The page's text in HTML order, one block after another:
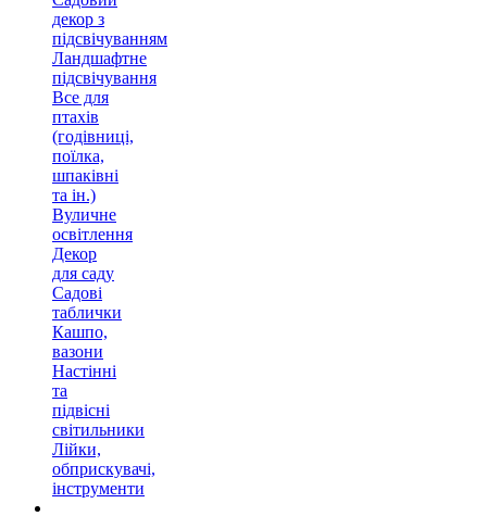
декор з
підсвічуванням
Ландшафтне
підсвічування
Все для
птахів
(годівниці,
поїлка,
шпаківні
та ін.)
Вуличне
освітлення
Декор
для саду
Садові
таблички
Кашпо,
вазони
Настінні
та
підвісні
світильники
Лійки,
обприскувачі,
інструменти